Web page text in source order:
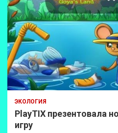
ЭКОЛОГИЯ
PlayTIX презентовала
игру